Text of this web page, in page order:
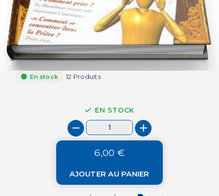
En stock 12 Produits
EN STOCK
6,00 €
AJOUTER AU PANIER